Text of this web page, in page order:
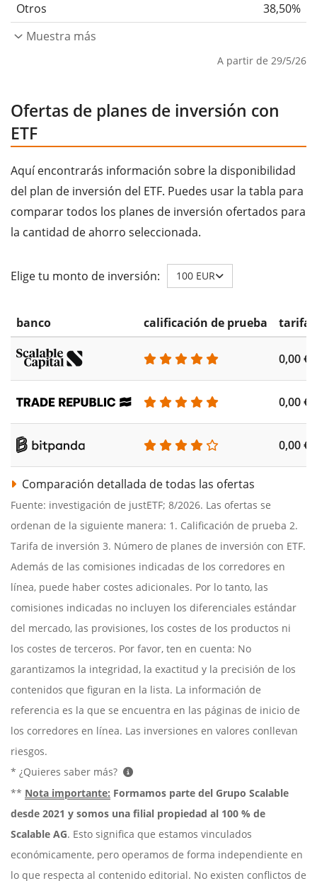
Otros
38,50%
Muestra más
A partir de 29/5/26
Ofertas de planes de inversión con
ETF
Aquí encontrarás información sobre la disponibilidad
del plan de inversión del ETF. Puedes usar la tabla para
comparar todos los planes de inversión ofertados para
la cantidad de ahorro seleccionada.
Elige tu monto de inversión: 100 EUR
banco calificación de prueba tarifa
0,00 €
0,00 €
0,00 €
Comparación detallada de todas las ofertas
Fuente: investigación de justETF; 8/2026. Las ofertas se
ordenan de la siguiente manera: 1. Calificación de prueba 2.
Tarifa de inversión 3. Número de planes de inversión con ETF.
Además de las comisiones indicadas de los corredores en
línea, puede haber costes adicionales. Por lo tanto, las
comisiones indicadas no incluyen los diferenciales estándar
del mercado, las provisiones, los costes de los productos ni
los costes de terceros. Por favor, ten en cuenta: No
garantizamos la integridad, la exactitud y la precisión de los
contenidos que figuran en la lista. La información de
referencia es la que se encuentra en las páginas de inicio de
los corredores en línea. Las inversiones en valores conllevan
riesgos.
* ¿Quieres saber más?
** Nota importante: Formamos parte del Grupo Scalable
desde 2021 y somos una filial propiedad al 100 % de
Scalable AG. Esto significa que estamos vinculados
económicamente, pero operamos de forma independiente en
lo que respecta al contenido editorial. No existen conflictos de